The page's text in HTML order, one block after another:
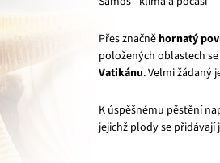
Přes značněhornatý
položených oblastech
Vatikánu. Velmi žádaný
K úspěšnému pěstění
jejichž plody se